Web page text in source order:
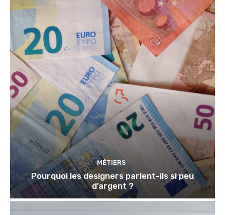
MÉTIERS
Pourquoi les designers parlent-ils si peu
d’argent ?